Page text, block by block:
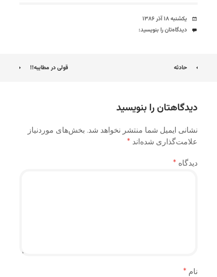
تاریخ
یکشنبه ۱۸ آذر ۱۳۸۶
دیدگاه‌ها
دیدگاه‌تان را بنویسید:
ناوبری
حادثه قولی در مطایبه!!
دیدگاهتان را بنویسید
نشانی ایمیل شما منتشر نخواهد شد. بخش‌های موردنیاز
علامت‌گذاری شده‌اند *
دیدگاه *
نام *